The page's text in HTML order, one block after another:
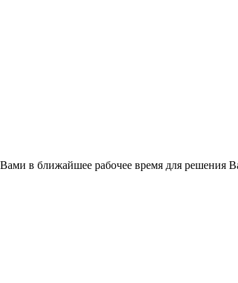
в ближайшее рабочее время для решения